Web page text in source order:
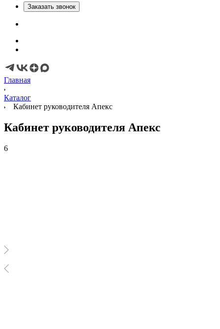
Заказать звонок
Главная
Каталог
Кабинет руководителя Апекс
Кабинет руководителя Апекс
6